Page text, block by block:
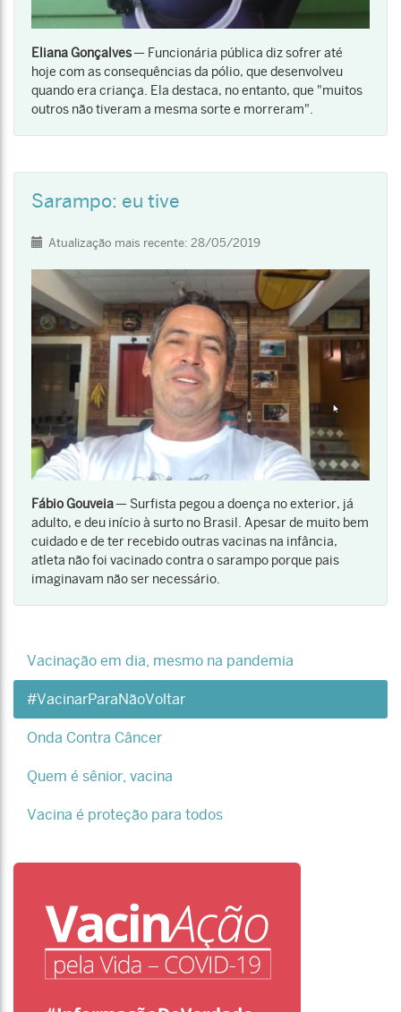
Eliana Gonçalves— Funcionária pública diz sofrer até
hoje com as consequências da pólio, que desenvolveu
quando era criança. Ela destaca, no entanto, que "muitos
outros não tiveram a mesma sorte e morreram".
Sarampo: eu tive
Detalhes
Atualização mais recente: 28/05/2019
Fábio Gouveia— Surfista pegou a doença no exterior, já
adulto, e deu início à surto no Brasil. Apesar de muito bem
cuidado e de ter recebido outras vacinas na infância,
atleta não foi vacinado contra o sarampo porque pais
imaginavam não ser necessário.
Vacinação em dia, mesmo na pandemia
#VacinarParaNãoVoltar
Onda Contra Câncer
Quem é sênior, vacina
Vacina é proteção para todos